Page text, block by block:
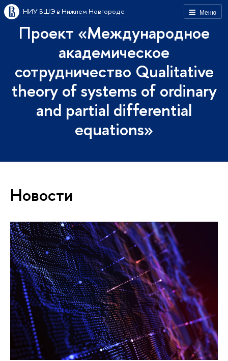
Меню
НИУ ВШЭ в Нижнем Новгороде
Проект «Международное
академическое
сотрудничество Qualitative
theory of systems of ordinary
and partial differential
equations»
Новости